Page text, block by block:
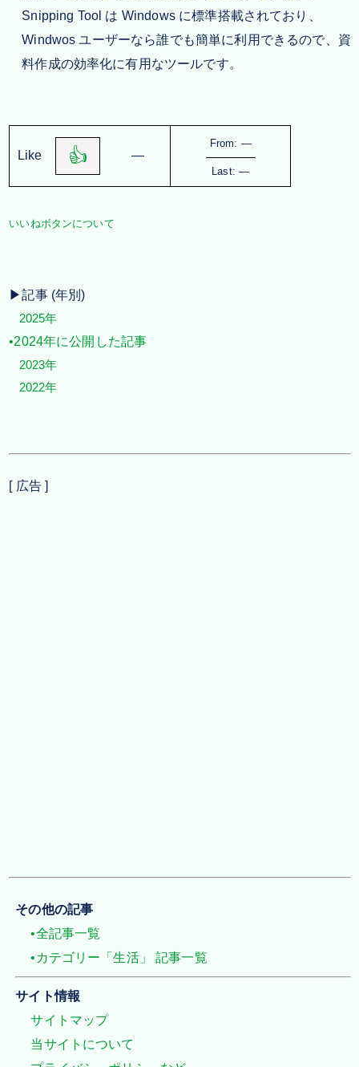
Snipping Tool は Windows に標準搭載されており、
Windwos ユーザーなら誰でも簡単に利用できるので、資
料作成の効率化に有用なツールです。
Like 👍 ―
From: ―
Last: ―
いいねボタンについて
▶記事 (年別)
2025年
•2024年に公開した記事
2023年
2022年
[ 広告 ]
その他の記事
•全記事一覧
•カテゴリー「生活」 記事一覧
サイト情報
サイトマップ
当サイトについて